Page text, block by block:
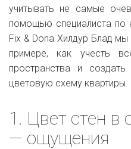
учитывать не самые
помощью специалиста по
Fix & Dona Хилдур Блад
примере, как учесть
пространства и
цветовую схему квартиры.
1. Цвет стен в
— ощущения